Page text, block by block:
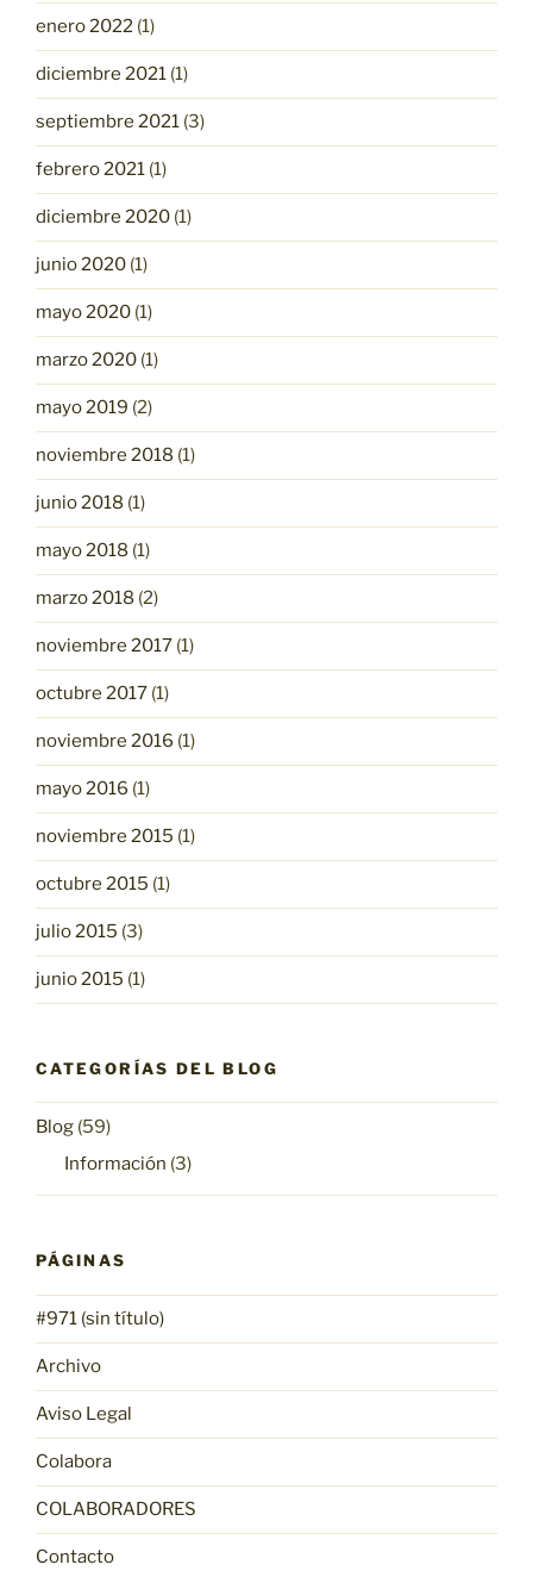
enero 2022 (1)
diciembre 2021 (1)
septiembre 2021 (3)
febrero 2021 (1)
diciembre 2020 (1)
junio 2020 (1)
mayo 2020 (1)
marzo 2020 (1)
mayo 2019 (2)
noviembre 2018 (1)
junio 2018 (1)
mayo 2018 (1)
marzo 2018 (2)
noviembre 2017 (1)
octubre 2017 (1)
noviembre 2016 (1)
mayo 2016 (1)
noviembre 2015 (1)
octubre 2015 (1)
julio 2015 (3)
junio 2015 (1)
CATEGORÍAS DEL BLOG
Blog (59)
Información (3)
PÁGINAS
#971 (sin título)
Archivo
Aviso Legal
Colabora
COLABORADORES
Contacto